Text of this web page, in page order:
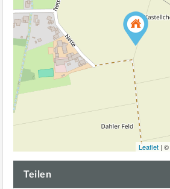
Leaflet | ©
Teilen